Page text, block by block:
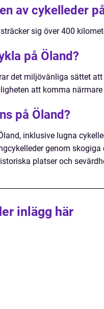
av cykelleder
sig över 400
på Öland?
det miljövänliga sättet
att komma närmare
på Öland?
inklusive lugna
genom
platser och
inlägg här